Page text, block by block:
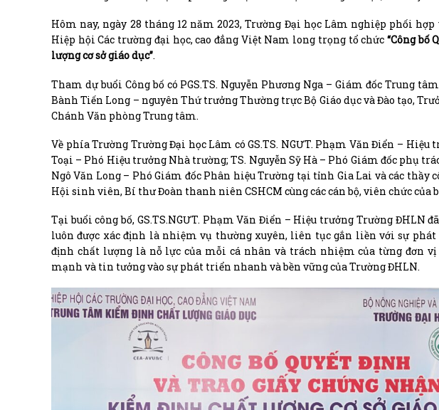
Hôm nay, ngày 28 tháng 12 năm 2023, Trường Đại học Lâm nghiệp phối
Hiệp hội Các trường đại học, cao đẳng Việt Nam long trọng tổ chức “Công bố
lượng cơ sở giáo dục”.
Tham dự buổi Công bố có PGS.TS. Nguyễn Phương Nga – Giám đốc Trung
Bành Tiến Long – nguyên Thứ trưởng Thường trực Bộ Giáo dục và Đào tạo,
Chánh Văn phòng Trung tâm.
Về phía Trường Trường Đại học Lâm có GS.TS. NGƯT. Phạm Văn Điển – Hiệu
Toại – Phó Hiệu trưởng Nhà trường; TS. Nguyễn Sỹ Hà – Phó Giám đốc phụ
Ngô Văn Long – Phó Giám đốc Phân hiệu Trường tại tỉnh Gia Lai và các thầy
Hội sinh viên, Bí thư Đoàn thanh niên CSHCM cùng các cán bộ, viên chức của
Tại buổi công bố, GS.TS.NGƯT. Phạm Văn Điển – Hiệu trưởng Trường ĐHLN
luôn được xác định là nhiệm vụ thường xuyên, liên tục gắn liền với sự
định chất lượng là nỗ lực của mỗi cá nhân và trách nhiệm của từng đơn
mạnh và tin tưởng vào sự phát triển nhanh và bền vững của Trường ĐHLN.